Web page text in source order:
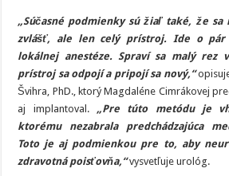
„Súčasné podmienky sú žiaľ také, že
zvlášť, ale len celý prístroj. Ide o pár
lokálnej anestéze. Spraví sa malý rez
prístroj sa odpojí a pripojí sa nový,“
Švihra, PhD., ktorý Magdaléne Cimrákovej
aj implantoval. „Pre túto metódu je
ktorému nezabrala predchádzajúca
Toto je aj podmienkou pre to, aby
zdravotná poisťovňa,“vysvetľuje urológ.